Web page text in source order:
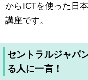
からICTを使った日
講座です。
セントラルジャパ
る人に一言！